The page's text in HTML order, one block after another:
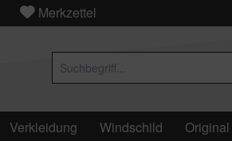
Merkzettel
Verkleidung Windschild